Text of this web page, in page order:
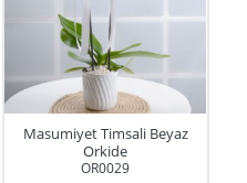
Masumiyet Timsali Beyaz
Orkide
OR0029